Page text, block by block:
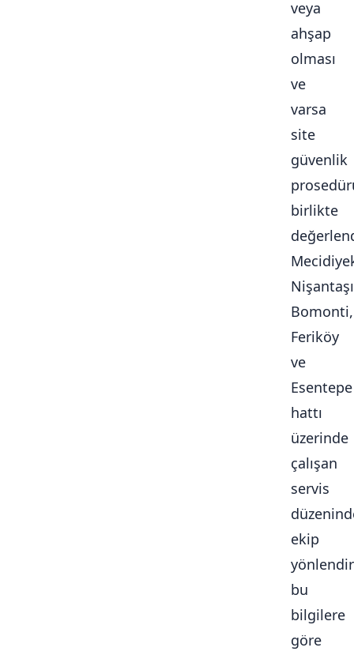
veya
ahşap
olması
ve
varsa
site
güvenlik
birlikte
Bomonti,
Feriköy
ve
Esentepe
hattı
üzerinde
çalışan
servis
ekip
bu
bilgilere
göre